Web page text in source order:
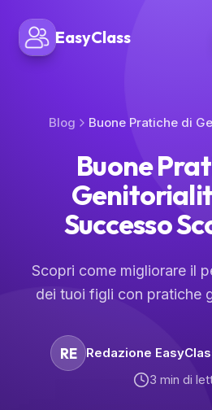
EasyClass
Blog
Buone
Successo
Scopri come migliorare il
dei tuoi figli con pratiche
RE Redazione
3 min di